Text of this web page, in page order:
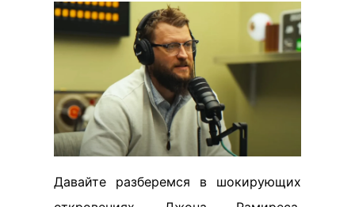
Давайте разберемся в шокирующих